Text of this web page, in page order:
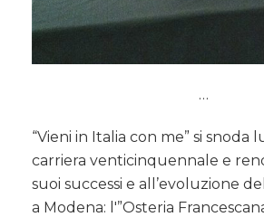
…
“Vieni in Italia con me” si snoda
carriera venticinquennale e
suoi successi e all’evoluzione
a Modena: l'”Osteria